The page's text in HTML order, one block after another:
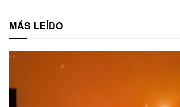
MÁS LEÍDO